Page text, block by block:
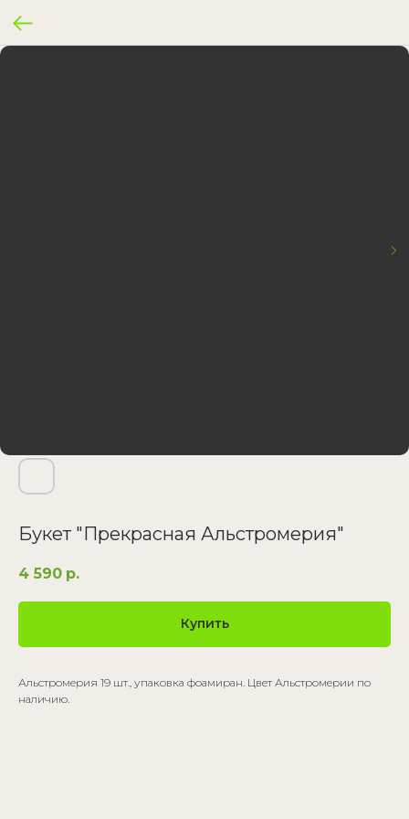
Букет "Прекрасная Альстромерия"
4 590 р.
Купить
Альстромерия 19 шт., упаковка фоамиран. Цвет Альстромерии по
наличию.